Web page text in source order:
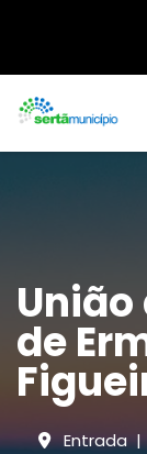
União
de
Entrada